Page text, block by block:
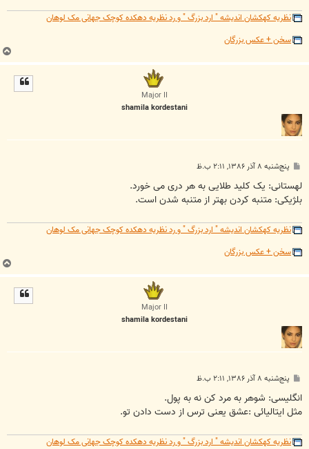
نظریه کهکشان اندیشه " ارد بزرگ " و رد نظریه دهکده کوچک جهانی مک لوهان
سخن + عکس بزرگان
ب
ا
Major II
shamila kordestani
پ
ت
پنج‌شنبه ۸ آذر ۱۳۸۶, ۲:۱۱ ب.ظ
لهستانی: یک کلید طلایی به هر دری می خورد.
بلژیکی: متنبه کردن بهتر از متنبه شدن است.
نظریه کهکشان اندیشه " ارد بزرگ " و رد نظریه دهکده کوچک جهانی مک لوهان
سخن + عکس بزرگان
ب
ا
Major II
shamila kordestani
پ
ت
پنج‌شنبه ۸ آذر ۱۳۸۶, ۲:۱۱ ب.ظ
انگلیسی: شوهر به مرد کن نه به پول.
مثل ایتالیائی :عشق یعنی ترس از دست دادن تو.
نظریه کهکشان اندیشه " ارد بزرگ " و رد نظریه دهکده کوچک جهانی مک لوهان